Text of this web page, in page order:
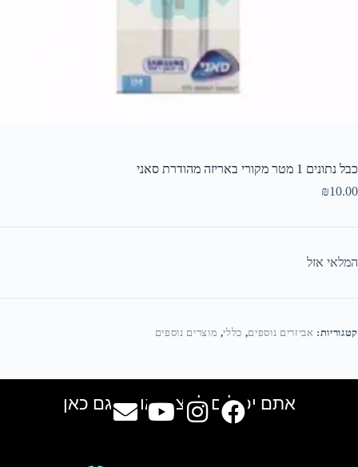
כבל נתונים 1 מטר מקורי באריזה מהודרת סאני
₪10.00
המלאי אזל
קטגוריות: אביזרים נוספים, כללי, מוצרים נוספים
אתם יכולים למצוא אותנו גם כאן